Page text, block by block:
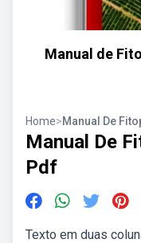
Manual de
Home>Manual De
Manual De
Pdf
Texto em duas